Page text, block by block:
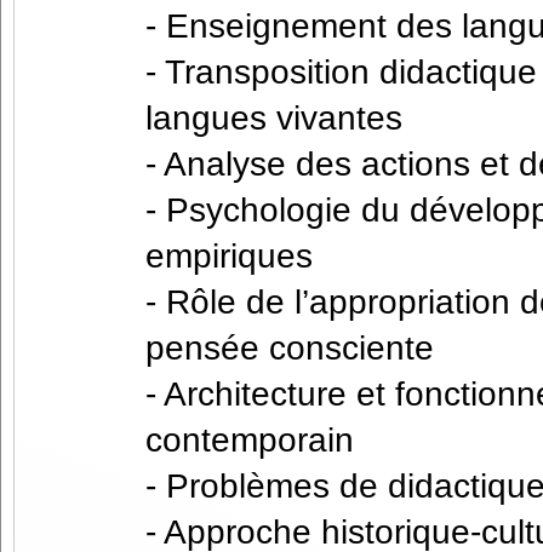
- Enseignement des
- Transposition
langues vivantes
- Analyse des actions et
- Psychologie du
empiriques
- Rôle de l’appropriation
pensée consciente
- Architecture et
contemporain
- Problèmes de
- Approche historique-